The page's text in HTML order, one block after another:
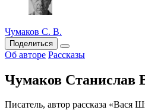
Чумаков С. В.
Поделиться
Об авторе Рассказы
Чумаков Станислав
Писатель, автор рассказа «Вася